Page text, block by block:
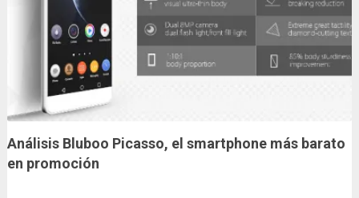
Análisis Bluboo Picasso, el smartphone más barato
en promoción